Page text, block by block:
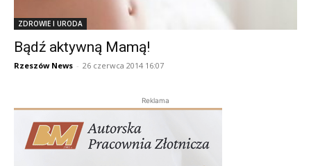
ZDROWIE I URODA
Bądź aktywną Mamą!
Rzeszów News - 26 czerwca 2014 16:07
Reklama